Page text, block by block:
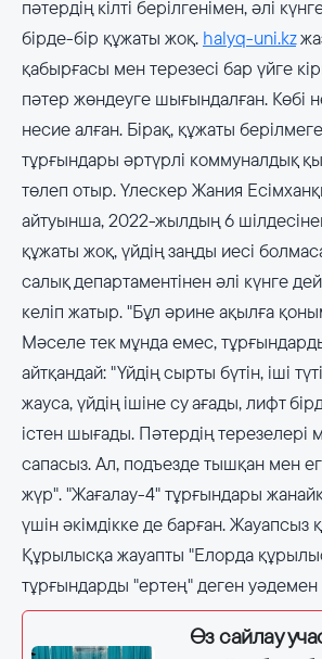
пәтердің кілті берілгенімен, әлі
бірде-бір құжаты жоқ. halyq-uni.kz
қабырғасы мен терезесі бар үйге
пәтер жөндеуге шығындалған. Көбі
несие алған. Бірақ, құжаты
тұрғындары әртүрлі коммуналдық
төлеп отыр. Үлескер Жания
айтуынша, 2022-жылдың 6
құжаты жоқ, үйдің заңды иесі
салық департаментінен әлі күнге
келіп жатыр. "Бұл әрине ақылға
Мәселе тек мұнда емес,
айтқандай: "Үйдің сырты бүтін, іші
жауса, үйдің ішіне су ағады, лифт
істен шығады. Пәтердің терезелері
сапасыз. Ал, подъезде тышқан мен
жүр". "Жағалау-4" тұрғындары
үшін әкімдікке де барған. Жауапсыз
Құрылысқа жауапты "Елорда
тұрғындарды "ертең" деген уәдемен
Өз сайлау